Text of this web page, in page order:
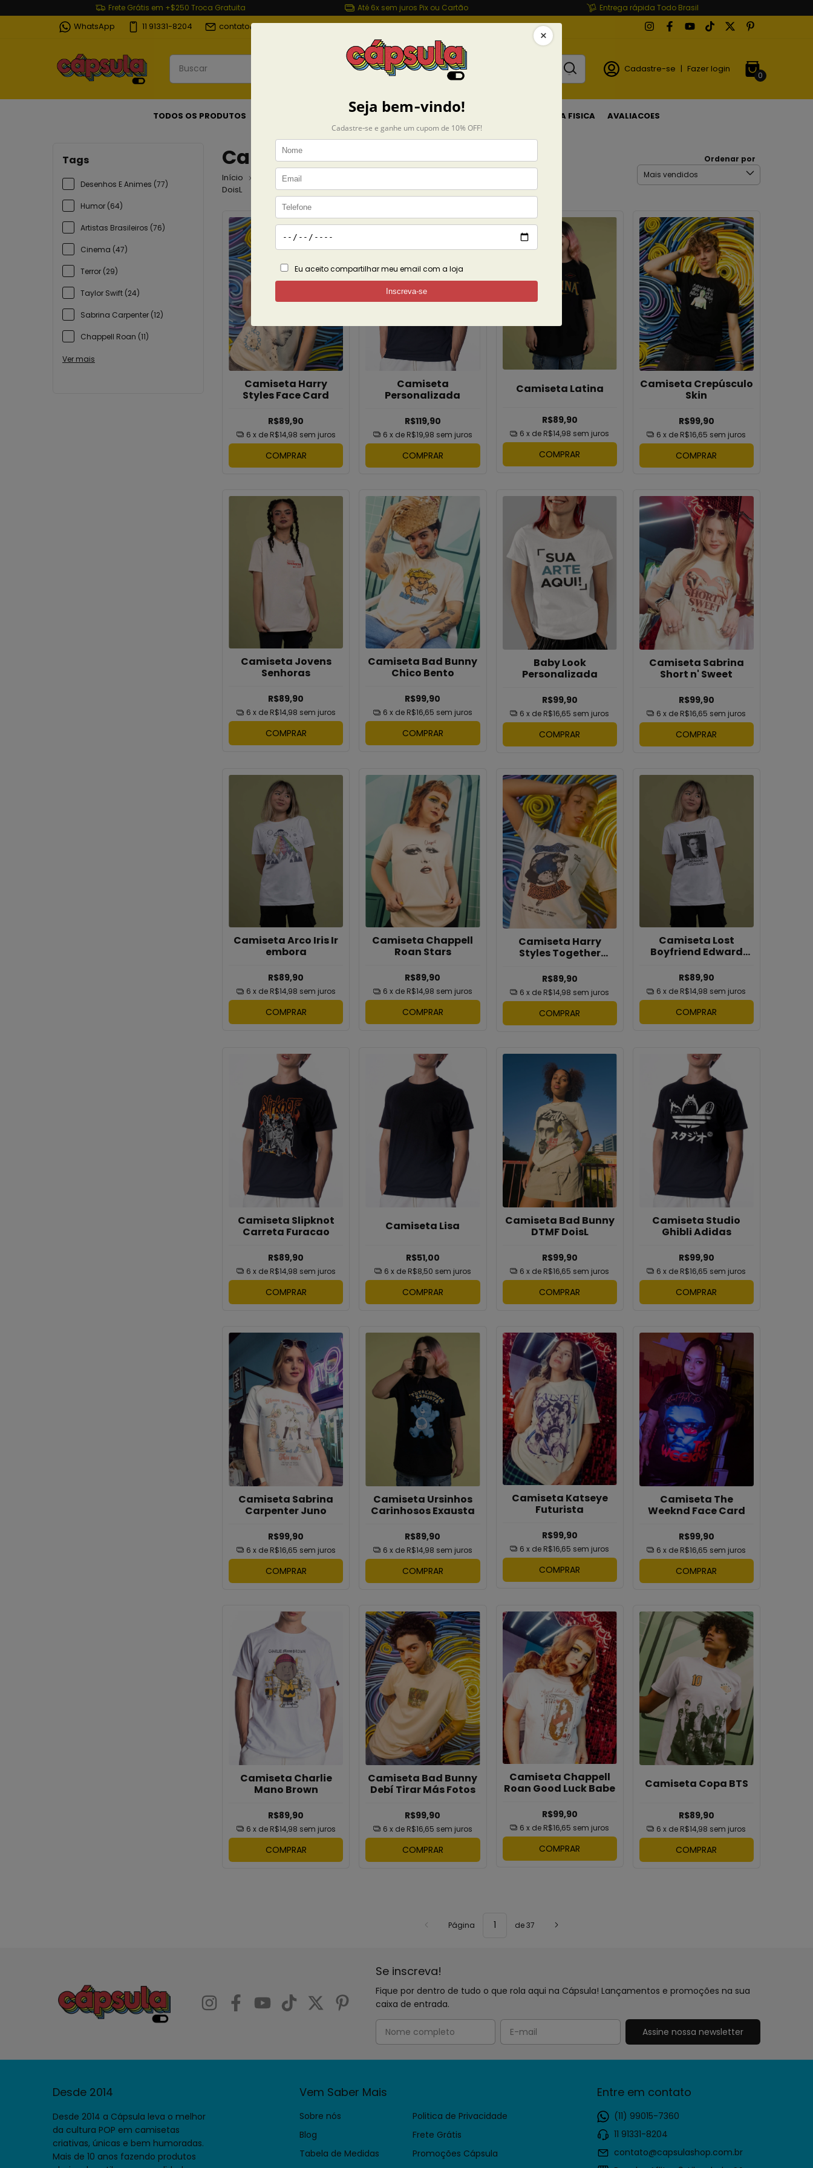
Frete Grátis em +$250 Troca Gratuita Até 6x sem juros Pix ou Cartão Entrega rápida Todo Brasil
WhatsApp 11 91331-8204 contato@capsulashop.com.br
Cadastre-se | Fazer login
0
TODOS OS PRODUTOS ACESSÓRIOS CASA LOJA FISICA AVALIACOES
Tags
Desenhos E Animes (77)
Humor (64)
Artistas Brasileiros (76)
Cinema (47)
Terror (29)
Taylor Swift (24)
Sabrina Carpenter (12)
Chappell Roan (11)
Ver mais
Camisetas
Início Camisetas
DoisL
Exibindo 1-24 de 880 produtos
Ordenar por
Camiseta Harry
Styles Face Card
R$89,90
6 x de R$14,98 sem juros
COMPRAR
Camiseta
Personalizada
R$119,90
6 x de R$19,98 sem juros
COMPRAR
Camiseta Latina
R$89,90
6 x de R$14,98 sem juros
COMPRAR
Camiseta Crepúsculo
Skin
R$99,90
6 x de R$16,65 sem juros
COMPRAR
Camiseta Jovens
Senhoras
R$89,90
6 x de R$14,98 sem juros
COMPRAR
Camiseta Bad Bunny
Chico Bento
R$99,90
6 x de R$16,65 sem juros
COMPRAR
Baby Look
Personalizada
R$99,90
6 x de R$16,65 sem juros
COMPRAR
Camiseta Sabrina
Short n' Sweet
R$99,90
6 x de R$16,65 sem juros
COMPRAR
Camiseta Arco Iris Ir
embora
R$89,90
6 x de R$14,98 sem juros
COMPRAR
Camiseta Chappell
Roan Stars
R$89,90
6 x de R$14,98 sem juros
COMPRAR
Camiseta Harry
Styles Together
R$89,90
6 x de R$14,98 sem juros
COMPRAR
Camiseta Lost
Boyfriend Edward
R$89,90
6 x de R$14,98 sem juros
COMPRAR
Camiseta Slipknot
Carreta Furacao
R$89,90
6 x de R$14,98 sem juros
COMPRAR
Camiseta Lisa
R$51,00
6 x de R$8,50 sem juros
COMPRAR
Camiseta Bad Bunny
DTMF DoisL
R$99,90
6 x de R$16,65 sem juros
COMPRAR
Camiseta Studio
Ghibli Adidas
R$99,90
6 x de R$16,65 sem juros
COMPRAR
Camiseta Sabrina
Carpenter Juno
R$99,90
6 x de R$16,65 sem juros
COMPRAR
Camiseta Ursinhos
Carinhosos Exausta
R$89,90
6 x de R$14,98 sem juros
COMPRAR
Camiseta Katseye
Futurista
R$99,90
6 x de R$16,65 sem juros
COMPRAR
Camiseta The
Weeknd Face Card
R$99,90
6 x de R$16,65 sem juros
COMPRAR
Camiseta Charlie
Mano Brown
R$89,90
6 x de R$14,98 sem juros
COMPRAR
Camiseta Bad Bunny
Debí Tirar Más Fotos
R$99,90
6 x de R$16,65 sem juros
COMPRAR
Camiseta Chappell
Roan Good Luck Babe
R$99,90
6 x de R$16,65 sem juros
COMPRAR
Camiseta Copa BTS
R$89,90
6 x de R$14,98 sem juros
COMPRAR
Página de 37
Se inscreva!
Fique por dentro de tudo o que rola aqui na Cápsula! Lançamentos e promoções na sua
caixa de entrada.
Desde 2014
Desde 2014 a Cápsula leva o melhor
da cultura POP em camisetas
criativas, únicas e bem humoradas.
Mais de 10 anos fazendo produtos
Vem Saber Mais
Sobre nós
Blog
Tabela de Medidas
Politica de Privacidade
Frete Grátis
Promoções Cápsula
Entre em contato
(11) 99015-7360
11 91331-8204
contato@capsulashop.com.br